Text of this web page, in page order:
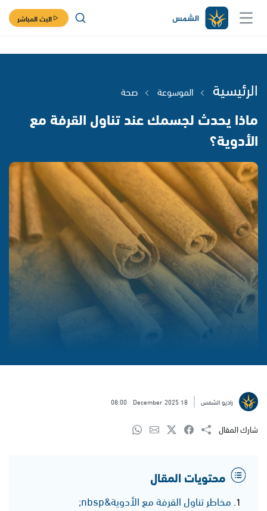
البث المباشر
الرئيسية الموسوعة صحة
ماذا يحدث لجسمك عند تناول القرفة مع
الأدوية؟
راديو الشمس 18 December 2025
08:00
شارك المقال
محتويات المقال
مخاطر تناول القرفة مع الأدوية&nbsp;